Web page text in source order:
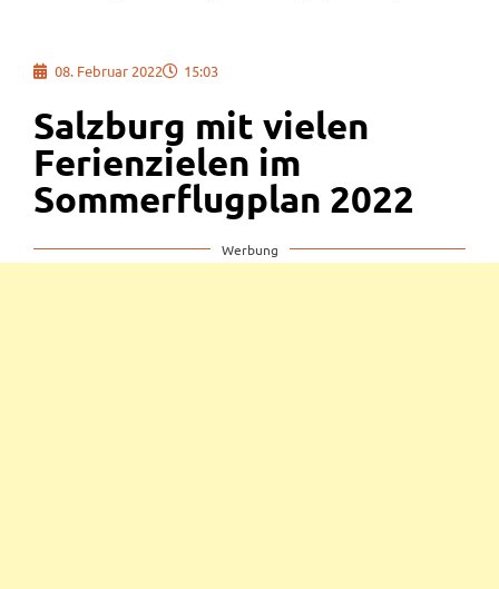
08. Februar 2022 15:03
Salzburg mit vielen
Ferienzielen im
Sommerflugplan 2022
Werbung